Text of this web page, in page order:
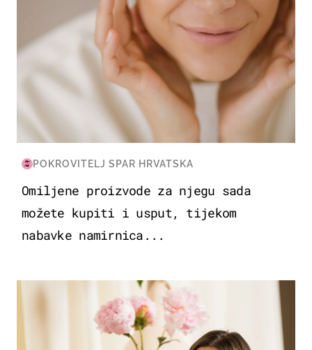
POKROVITELJ SPAR HRVATSKA
Omiljene proizvode za njegu sada
možete kupiti i usput, tijekom
nabavke namirnica...
MODA & LJEPOTA